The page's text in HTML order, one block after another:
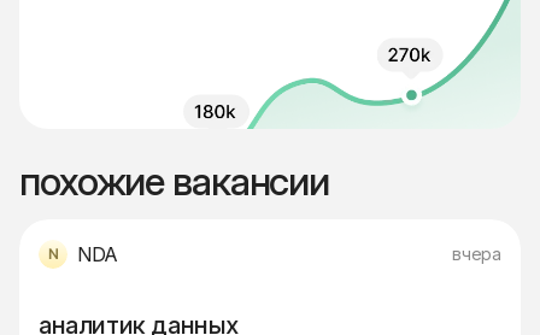
похожие вакансии
NDA вчера
аналитик данных